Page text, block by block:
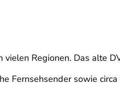
Regionen. Das alte
Fernsehsender sowie